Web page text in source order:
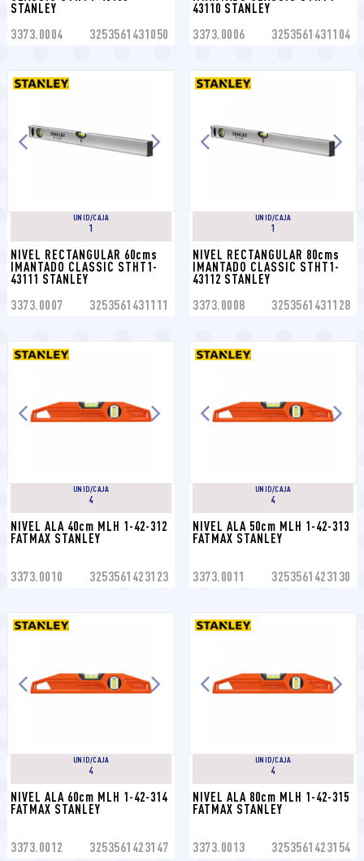
STANLEY
3373.0004 3253561431050
43110 STANLEY
3373.0006 3253561431104
UNID/CAJA
1
NIVEL RECTANGULAR 60cms
IMANTADO CLASSIC STHT1-
43111 STANLEY
3373.0007 3253561431111
UNID/CAJA
1
NIVEL RECTANGULAR 80cms
IMANTADO CLASSIC STHT1-
43112 STANLEY
3373.0008 3253561431128
UNID/CAJA
4
NIVEL ALA 40cm MLH 1-42-312
FATMAX STANLEY
3373.0010 3253561423123
UNID/CAJA
4
NIVEL ALA 50cm MLH 1-42-313
FATMAX STANLEY
3373.0011 3253561423130
UNID/CAJA
4
NIVEL ALA 60cm MLH 1-42-314
FATMAX STANLEY
3373.0012 3253561423147
UNID/CAJA
4
NIVEL ALA 80cm MLH 1-42-315
FATMAX STANLEY
3373.0013 3253561423154